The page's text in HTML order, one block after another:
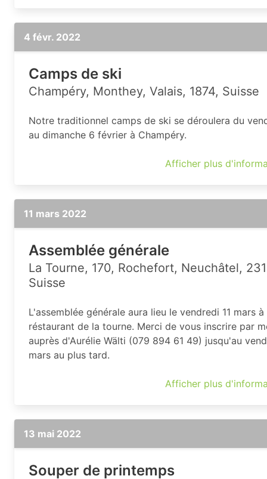
4 févr. 2022
Camps de ski
Champéry, Monthey, Valais, 1874, Suisse
Notre traditionnel camps de ski se déroulera du
au dimanche 6 février à Champéry.
Afficher plus
11 mars 2022
Assemblée générale
La Tourne, 170, Rochefort, Neuchâtel,
Suisse
L'assemblée générale aura lieu le vendredi 11 mars
réstaurant de la tourne. Merci de vous inscrire par
auprès d'Aurélie Wälti (079 894 61 49) jusqu'au
mars au plus tard.
Afficher plus
13 mai 2022
Souper de printemps